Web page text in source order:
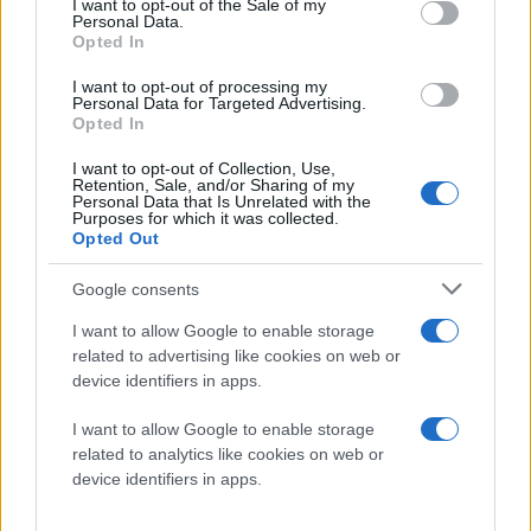
I want to opt-out of the Sale of my
Personal Data.
Opted In
I want to opt-out of processing my
Personal Data for Targeted Advertising.
Opted In
I want to opt-out of Collection, Use,
Retention, Sale, and/or Sharing of my
Personal Data that Is Unrelated with the
Purposes for which it was collected.
Opted Out
Google consents
I want to allow Google to enable storage
related to advertising like cookies on web or
device identifiers in apps.
I want to allow Google to enable storage
related to analytics like cookies on web or
device identifiers in apps.
Διαβάστε περισσότερα
πριν 2 ώρες
απάντηση Υφ.
Αγροτικής Ανάπτυξης:
Να αλλάξει το θεσμικό
πλαίσιο αποζημιώσεων
θα συνεχίσω να
διεκδικώ την άμεση